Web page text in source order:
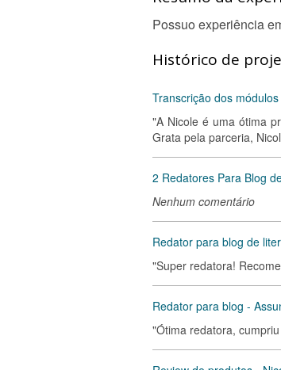
Possuo experiência
Histórico de
Transcrição dos
"A Nicole é uma ótima
Grata pela parceria,
2 Redatores Para Blog
Nenhum comentário
Redator para blog de
"Super redatora!
Redator para blog -
"Ótima redatora,